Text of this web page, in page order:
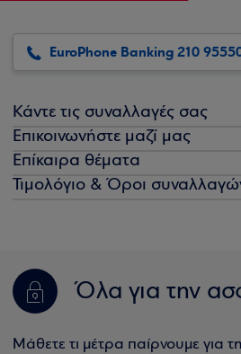
EuroPhone Banking 210
Κάντε τις συναλλαγές σας
Επικοινωνήστε μαζί μας
Επίκαιρα θέματα
Τιμολόγιο & Όροι
Όλα για την
Μάθετε τι μέτρα παίρνουμε για